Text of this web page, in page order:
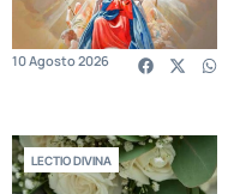
10 Agosto 2026
LECTIO DIVINA